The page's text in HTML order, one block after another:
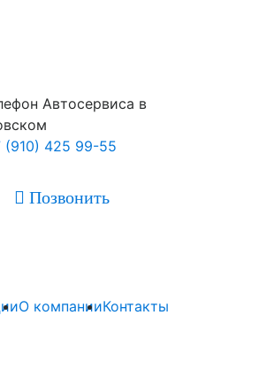
(910) 425 99-55
 Позвонить
О компанииКонтакты